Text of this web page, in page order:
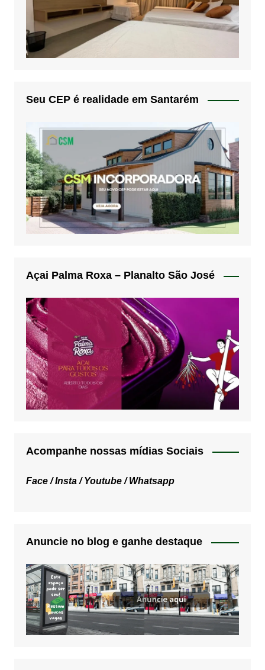
Seu CEP é realidade em Santarém
Açai Palma Roxa – Planalto São José
Acompanhe nossas mídias Sociais
Face /Insta /Youtube /Whatsapp
Anuncie no blog e ganhe destaque